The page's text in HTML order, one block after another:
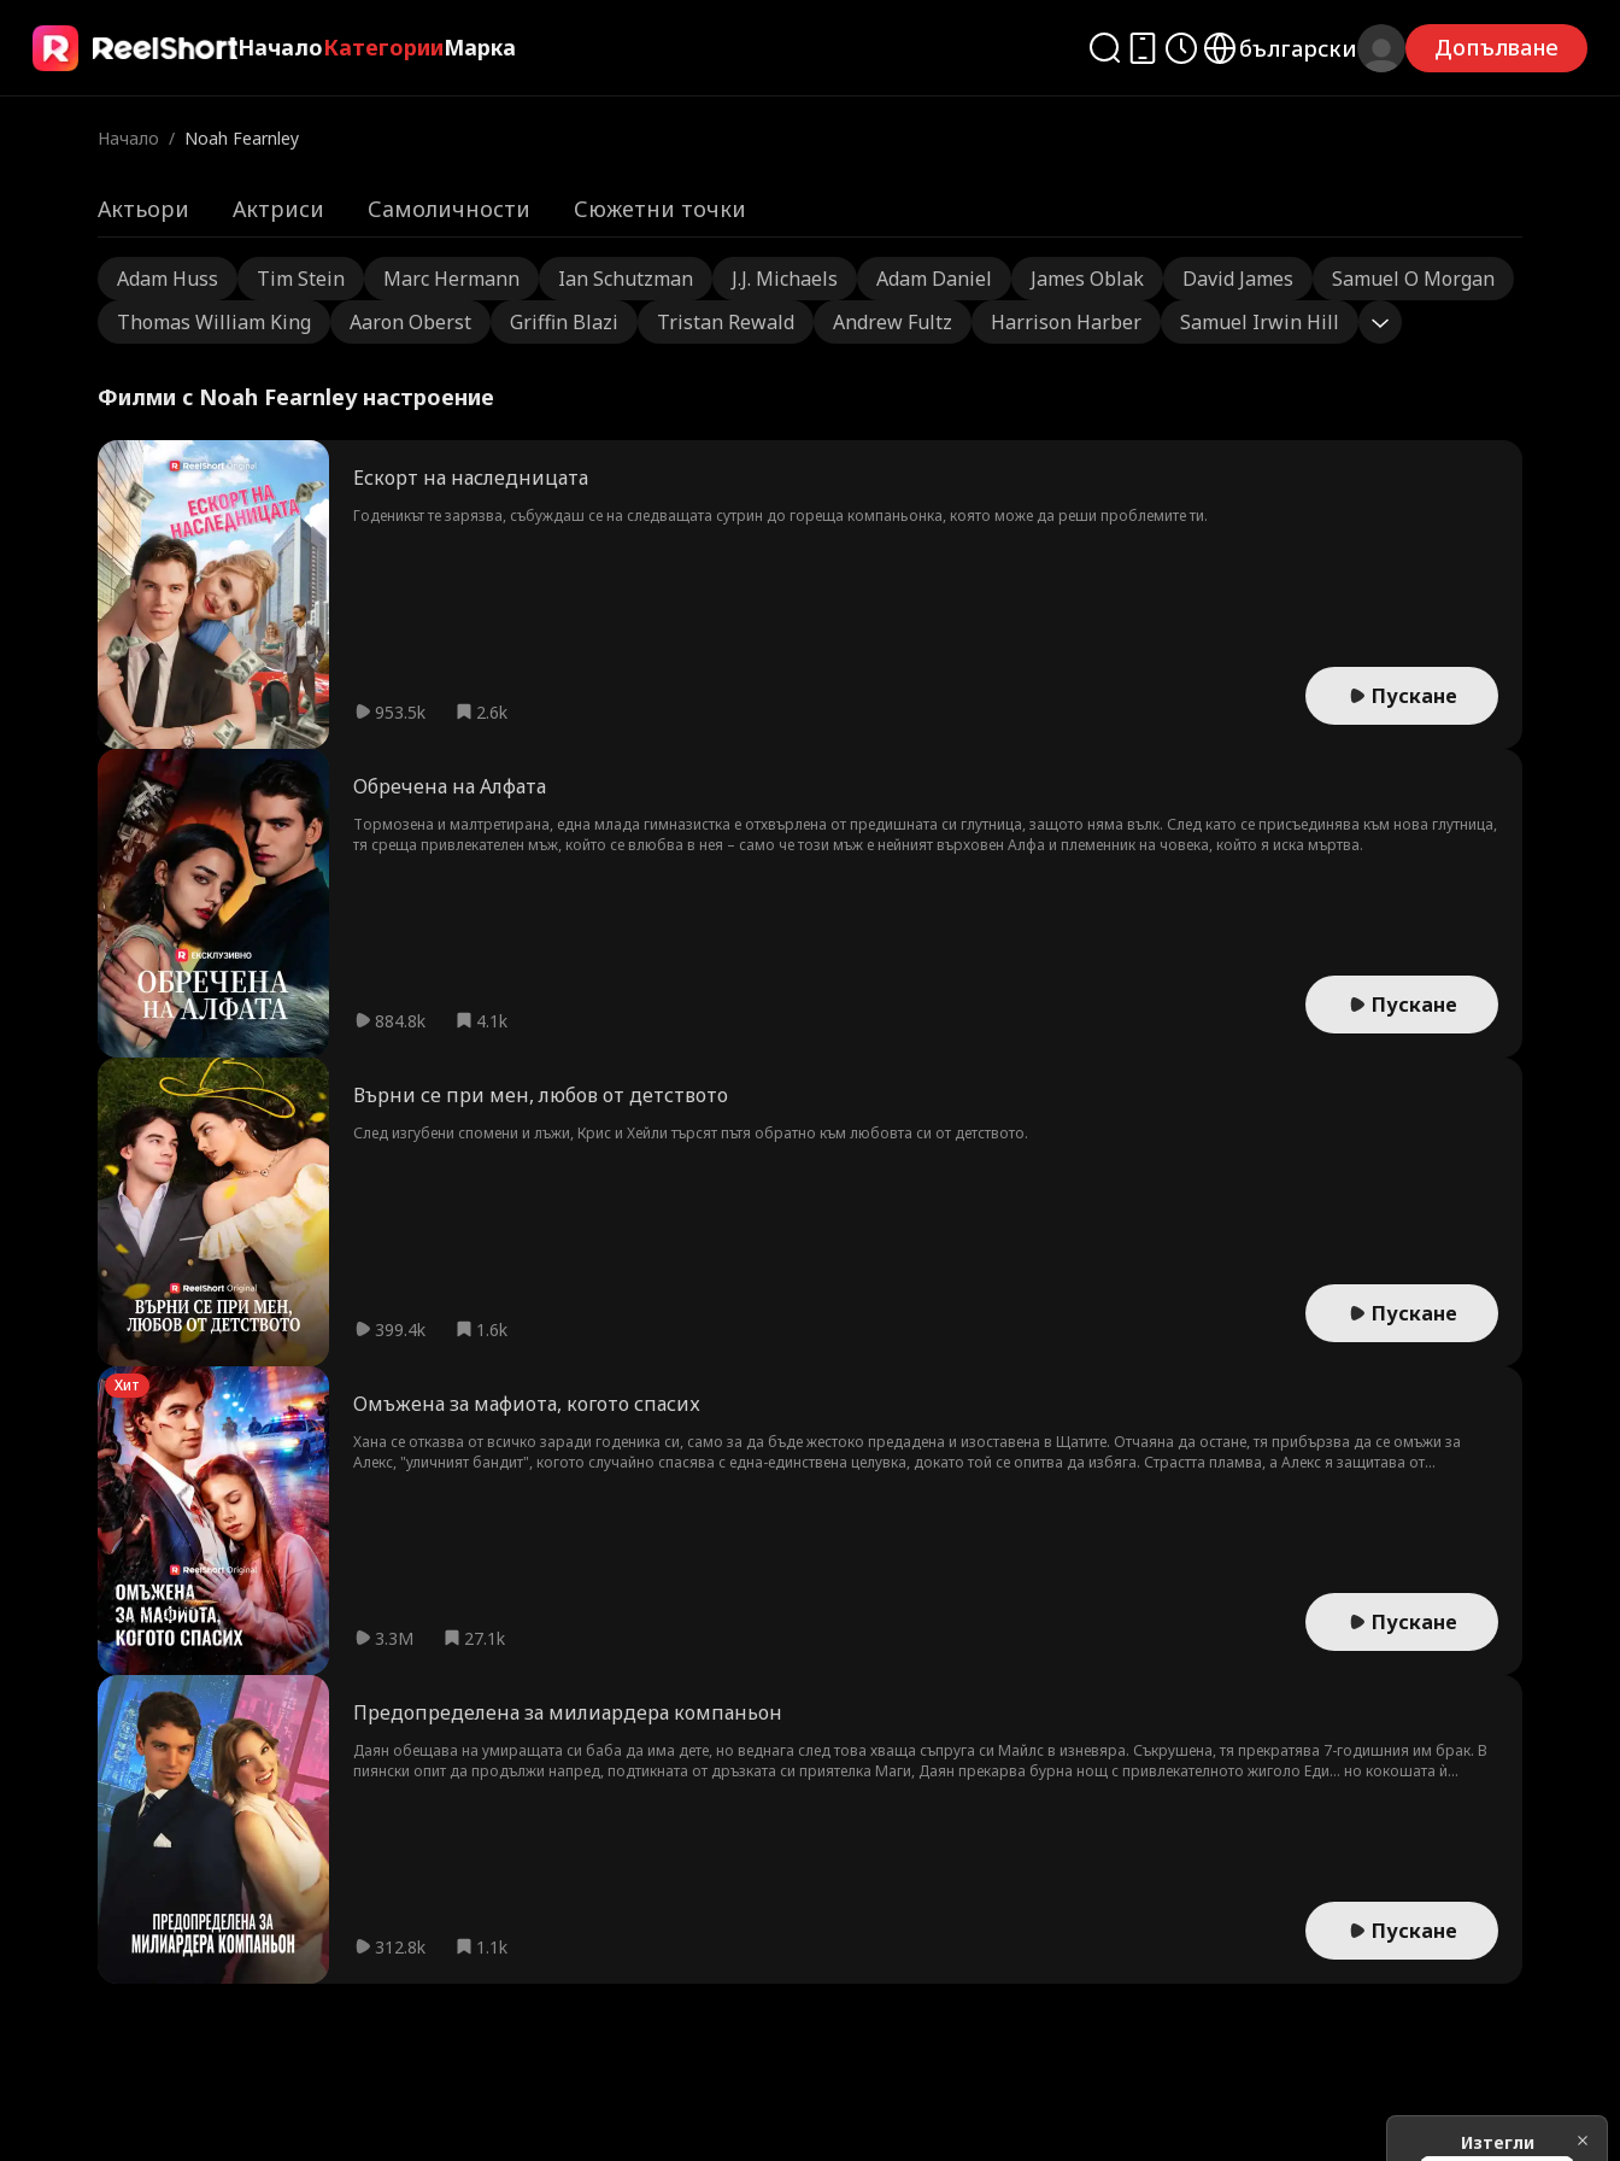
НачалоКатегорииМарка български Допълване
Начало / Noah Fearnley
Актьори Актриси Самоличности Сюжетни точки
Adam Huss Tim Stein Marc Hermann Ian Schutzman J.J. Michaels Adam Daniel James Oblak David James
Samuel O Morgan
Thomas William King
Aaron Oberst Griffin Blazi Tristan Rewald Andrew Fultz Harrison Harber Samuel Irwin Hill
Филми с Noah Fearnley настроение
Ескорт на наследницата
Годеникът те зарязва, събуждаш се на следващата сутрин до гореща компаньонка, която може да реши проблемите ти.
953.5k 2.6k
Пускане
Обречена на Алфата
Тормозена и малтретирана, една млада гимназистка е отхвърлена от предишната си глутница, защото няма вълк. След като се присъединява към нова глутница,
тя среща привлекателен мъж, който се влюбва в нея – само че този мъж е нейният върховен Алфа и племенник на човека, който я иска мъртва.
884.8k 4.1k
Пускане
Върни се при мен, любов от детството
След изгубени спомени и лъжи, Крис и Хейли търсят пътя обратно към любовта си от детството.
399.4k 1.6k
Пускане
Хит
Омъжена за мафиота, когото спасих
Хана се отказва от всичко заради годеника си, само за да бъде жестоко предадена и изоставена в Щатите. Отчаяна да остане, тя прибързва да се омъжи за
Алекс, "уличният бандит", когото случайно спасява с една-единствена целувка, докато той се опитва да избяга. Страстта пламва, а Алекс я защитава от
3.3M 27.1k
Пускане
Предопределена за милиардера компаньон
Даян обещава на умиращата си баба да има дете, но веднага след това хваща съпруга си Майлс в изневяра. Съкрушена, тя прекратява 7-годишния им брак. В
пиянски опит да продължи напред, подтикната от дръзката си приятелка Маги, Даян прекарва бурна нощ с привлекателното жиголо Еди... но кокошата ѝ
312.8k 1.1k
Пускане
Изтегли